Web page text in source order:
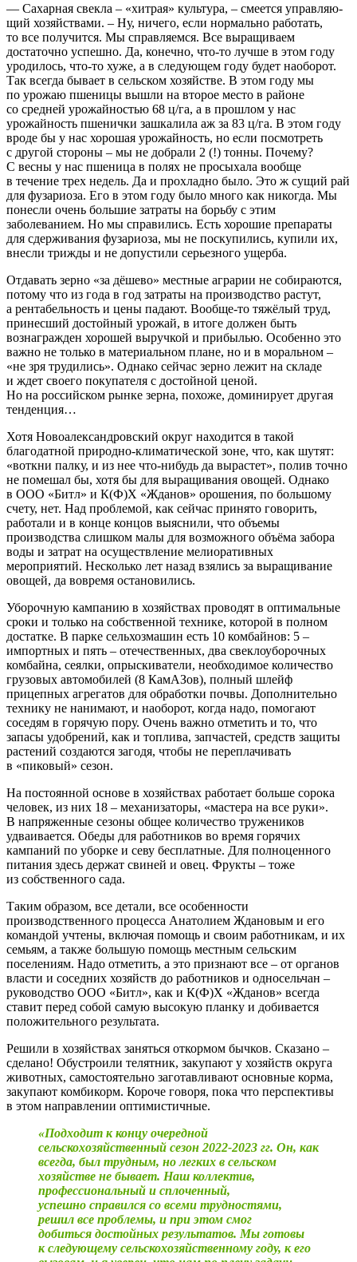
— Сахарная свекла – ​«хитрая» культура, – ​смеется управляю­
щий хозяйствами. – ​Ну, ничего, если нормально работать,
то все получится. Мы справляемся. Все выращиваем
достаточно успешно. Да, конечно, что‑то лучше в этом году
уродилось, что‑то хуже, а в следую­щем году будет наоборот.
Так всегда бывает в сельском хозяйстве. В этом году мы
по урожаю пшеницы вышли на второе место в районе
со средней урожай­ностью 68 ц/га, а в прошлом ​у нас
урожайность пшенички зашкалила аж за 83 ц/га. В этом году
вроде бы у нас хорошая урожайность, но если посмотреть
с другой стороны – ​мы не добрали 2 (!) тонны. Почему?
С весны у нас пшеница в полях не просыхала вообще
в течение трех недель. Да и прохладно было. Это ж сущий рай
для фузариоза. Его в этом году было много как никогда. Мы
понесли очень большие затраты на борьбу с этим
заболеванием. Но мы справились. Есть хорошие препараты
для сдерживания фуза­риоза, мы не поскупились, купили их,
внесли трижды и не допустили серьезного ущерба.
Отдавать зерно «за дёшево» местные аграрии не собираются,
потому что из года в год затраты на производство растут,
а рентабельность и цены падают. Вообще‑то тяжёлый труд,
принесший достойный урожай, в итоге должен быть
вознагражден хорошей выручкой и прибылью. Особенно это
важно не только в материальном плане, но и в моральном – ​
«не зря трудились». Однако сейчас зерно лежит на складе
и ждет своего покупателя с дос­тойной ценой.
Но на российском рынке зерна, похоже, доминирует другая
тенденция…
Хотя Новоалександровский округ находится в такой
благодатной природно-­климатической зоне, что, как шутят:
«вотк­­ни палку, и из нее что‑нибудь да вырастет», полив точно
не помешал бы, хотя бы для выращивания овощей. Однако
в ООО «Битл» и К(Ф)Х «Жданов» орошения, по большому
счету, нет. Над проблемой, как сейчас принято говорить,
работали и в конце концов выяснили, что объемы
производства слишком малы для возможного объёма забора
воды и затрат на осуществление мелиоративных
мероприятий. Несколько лет назад взялись за выращивание
овощей, да вовремя остановились.
Уборочную кампанию в хозяйствах проводят в оптимальные
сроки и только на собственной технике, которой в полном
достатке. В парке сельхозмашин есть 10 комбайнов: 5 – ​
импортных и пять – ​отечественных, два свеклоуборочных
комбайна, сеялки, опрыскиватели, необходимое количество
грузовых автомобилей (8 КамАЗов), полный шлейф
прицепных агрегатов для обработки почвы. Дополнительно
технику не нанимают, и наоборот, когда надо, помогают
соседям в горячую пору. Очень важно отметить и то, что
запасы удобрений, как и топлива, запчас­тей, средств защиты
растений создаются загодя, чтобы не переплачивать
в «пиковый» сезон.
На постоянной основе в хозяйствах работает больше сорока
человек, из них 18 – ​механизаторы, «мастера на все руки».
В напряженные сезоны общее количество тружеников
удваивается. Обеды для работников во время горячих
кампаний по уборке и севу бесплатные. Для полноценного
питания здесь держат свиней и овец. Фрукты – ​тоже
из собственного сада.
Таким образом, все детали, все особенности
производственного процесса Анатолием Ждановым и его
командой учтены, включая помощь и своим работникам, и их
семьям, а также большую помощь местным сельским
поселениям. Надо отметить, а это признают все – ​от органов
власти и соседних хозяйств до работников и односельчан – ​
руководство ООО «Битл», как и К(Ф)Х «Жданов» всегда
ставит перед собой самую высокую планку и добивается
положительного результата.
Решили в хозяйствах заняться откормом бычков. Сказано – ​
сделано! Обустроили телятник, закупают у хозяйств округа
животных, самостоятельно заготавливают основные корма,
закупают комбикорм. Короче говоря, пока что перспективы
в этом направлении оптимистичные.
«Подходит к концу очередной
сельскохозяйственный сезон 2022‑2023 гг. Он, как
всегда, был трудным, но легких в сельском
хозяйстве не бывает. Наш коллектив,
профессиональный и сплоченный,
успешно справился со всеми трудностями,
решил все проблемы, и при этом смог
добиться достойных результатов. Мы готовы
к следующему сельскохозяйственному году, к его